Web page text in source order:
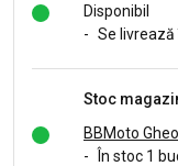
Disponibil
- Se livrează
Stoc
BBMoto
-
În stoc 1